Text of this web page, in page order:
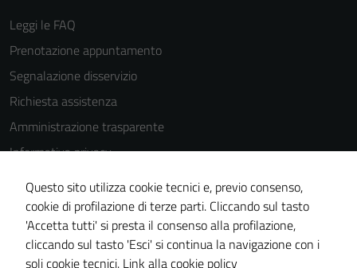
Leggi le FAQ
Prenotazione appuntamento
Segnalazione disservizio
Richiesta assistenza
Amministrazione trasparente
Informativa privacy
Cookie Policy
Note legali
Dichiarazione di accessibilità
Piano di miglioramento del sito
Questo sito utilizza cookie tecnici e, previo consenso,
cookie di profilazione di terze parti. Cliccando sul tasto
'Accetta tutti' si presta il consenso alla profilazione,
cliccando sul tasto 'Esci' si continua la navigazione con i
soli cookie tecnici. Link alla cookie policy